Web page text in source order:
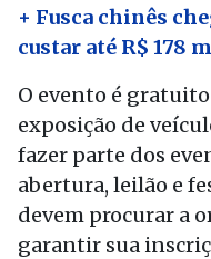
+ Fusca chinês
custar até R$ 178
O evento é
exposição de
fazer parte dos
abertura, leilão e
devem procurar a
garantir sua